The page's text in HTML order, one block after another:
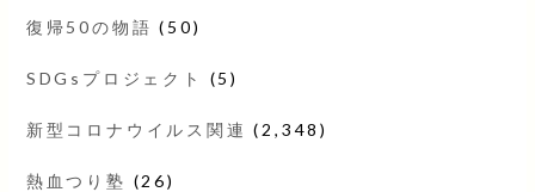
復帰50の物語 (50)
SDGsプロジェクト (5)
新型コロナウイルス関連 (2,348)
熱血つり塾 (26)